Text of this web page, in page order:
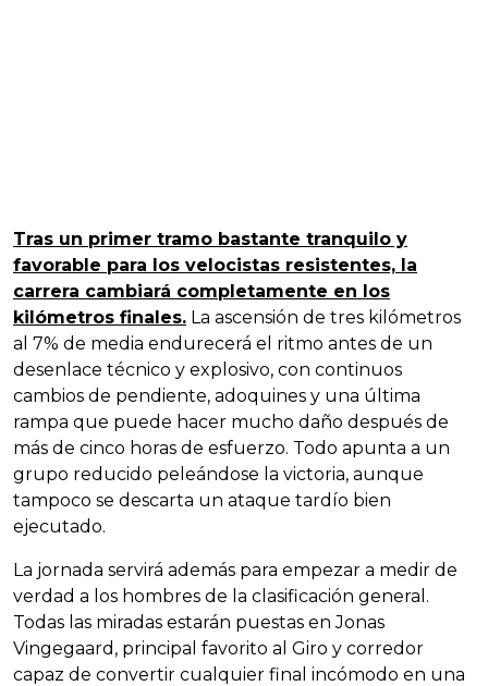
Tras un primer tramo bastante tranquilo y
favorable para los velocistas resistentes, la
carrera cambiará completamente en los
kilómetros finales. La ascensión de tres kilómetros
al 7% de media endurecerá el ritmo antes de un
desenlace técnico y explosivo, con continuos
cambios de pendiente, adoquines y una última
rampa que puede hacer mucho daño después de
más de cinco horas de esfuerzo. Todo apunta a un
grupo reducido peleándose la victoria, aunque
tampoco se descarta un ataque tardío bien
ejecutado.
La jornada servirá además para empezar a medir de
verdad a los hombres de la clasificación general.
Todas las miradas estarán puestas en Jonas
Vingegaard, principal favorito al Giro y corredor
capaz de convertir cualquier final incómodo en una